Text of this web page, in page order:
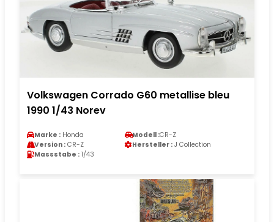
Volkswagen Corrado G60 metallise bleu
1990 1/43 Norev
Marke : Honda Modell :CR-Z
Version : CR-Z Hersteller : J Collection
Massstabe : 1/43